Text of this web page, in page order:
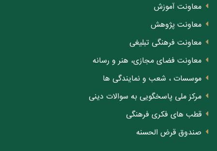
معاونت آموزش
معاونت پژوهش
معاونت فرهنگی تبلیغی
معاونت فضای مجازی، هنر و رسانه
موسسات ، شعب و نمایندگی ها
مرکز ملی پاسخگویی به سوالات دینی
قطب های فکری فرهنگی
صندوق قرض الحسنه